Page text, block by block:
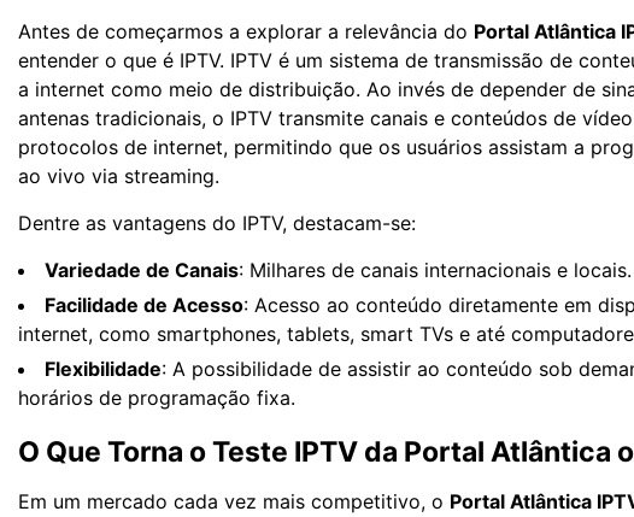
Antes de começarmos a explorar a relevância do Portal Atlântica
entender o que é IPTV. IPTV é um sistema de transmissão de
a internet como meio de distribuição. Ao invés de depender de
antenas tradicionais, o IPTV transmite canais e conteúdos de
protocolos de internet, permitindo que os usuários assistam a
ao vivo via streaming.
Dentre as vantagens do IPTV, destacam-se:
Variedade de Canais: Milhares de canais internacionais e locais.
Facilidade de Acesso: Acesso ao conteúdo diretamente em
internet, como smartphones, tablets, smart TVs e até
Flexibilidade: A possibilidade de assistir ao conteúdo sob
horários de programação fixa.
O Que Torna o Teste IPTV da Portal Atlântica
Em um mercado cada vez mais competitivo, o Portal Atlântica